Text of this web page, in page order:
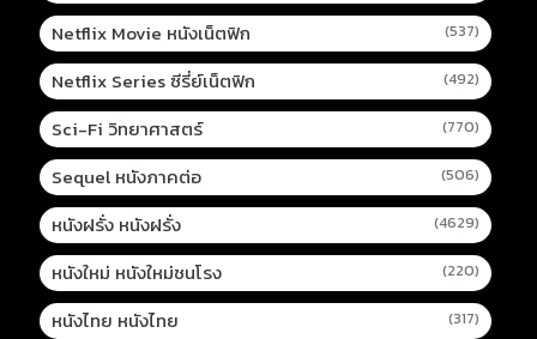
Netflix Movie หนังเน็ตฟิก (537)
Netflix Series ซีรี่ย์เน็ตฟิก (492)
Sci-Fi วิทยาศาสตร์ (770)
Sequel หนังภาคต่อ (506)
หนังฝรั่ง หนังฝรั่ง (4629)
หนังใหม่ หนังใหม่ชนโรง (220)
หนังไทย หนังไทย (317)